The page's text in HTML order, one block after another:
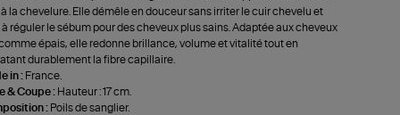
la chevelure. Elle démêle en douceur sans irriter le cuir chevelu et
réguler le sébum pour des cheveux plus sains. Adaptée aux cheveux
épais, elle redonne brillance, volume et vitalité tout en
durablement la fibre capillaire.
in : France.
& Coupe : Hauteur : 17 cm.
: Poils de sanglier.